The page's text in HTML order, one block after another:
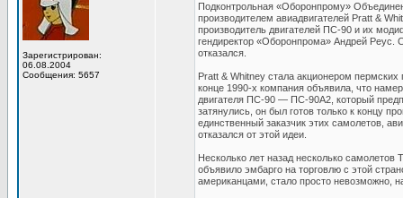
Зарегистрирован:
06.08.2004
Сообщения: 5657
Подконтрольная «Оборонпрому»
производителем авиадвигателей Pratt &
производитель двигателей ПС-90 и их
гендиректор «Оборонпрома» Андрей Реус.
отказался.
Pratt & Whitney стала акционером
конце 1990-х компания объявила, что
двигателя ПС-90 — ПС-90А2, который
затянулись, он был готов только к концу
единственный заказчик этих самолетов,
отказался от этой идеи.
Несколько лет назад несколько
объявило эмбарго на торговлю с этой
американцами, стало просто невозможно,